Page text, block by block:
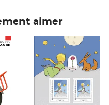
aimer
Prix 7,50€